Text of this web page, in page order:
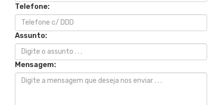
Telefone:
Assunto:
Mensagem: